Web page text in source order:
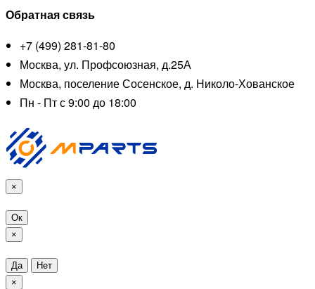
Обратная связь
+7 (499) 281-81-80
Москва, ул. Профсоюзная, д.25А
Москва, поселение Сосенское, д. Николо-Хованское
Пн - Пт с 9:00 до 18:00
×
Ок
×
Да
Нет
×